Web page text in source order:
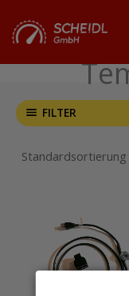
Inhalt
springen
FILTER